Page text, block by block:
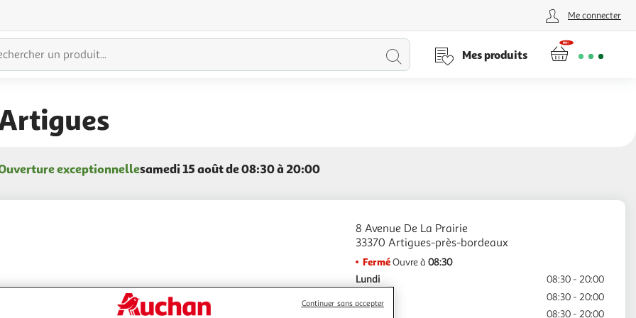
Me connecter
Lancer
Mes produits
exceptionnellesamedi 15 août de 08:30 à 20:00
8 Avenue De La Prairie
FerméOuvre à 08:30
Lundi
08:30 - 20:00
08:30 - 20:00
08:30 - 20:00
Continuer sans accepter